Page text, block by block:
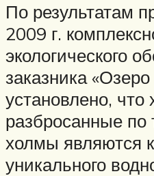
По результатам
2009 г.
экологического
заказника
установлено, что
разбросанные по
холмы являются
уникального